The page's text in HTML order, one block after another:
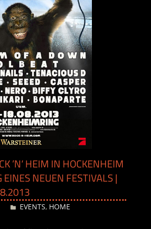
’N‘ HEIM IN HOCKENHEIM
NEUEN FESTIVALS |
Desiree
EVENTS, HOME